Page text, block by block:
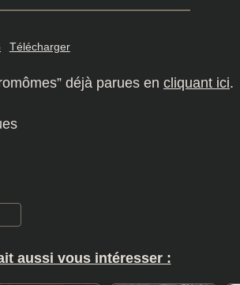
Télécharger
déjà parues en cliquant ici.
aussi vous intéresser :